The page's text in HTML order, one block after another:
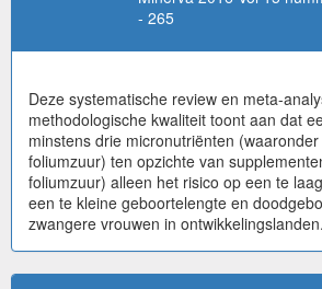
- 265
Deze systematische review en meta-
methodologische kwaliteit toont aan dat
minstens drie micronutriënten
foliumzuur) ten opzichte van
foliumzuur) alleen het risico op een te
een te kleine geboortelengte en
zwangere vrouwen in ontwikkelingslanden.